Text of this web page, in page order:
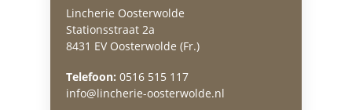
Lincherie Oosterwolde
Stationsstraat 2a
8431 EV Oosterwolde (Fr.)
Telefoon: 0516 515 117
info@lincherie-oosterwolde.nl